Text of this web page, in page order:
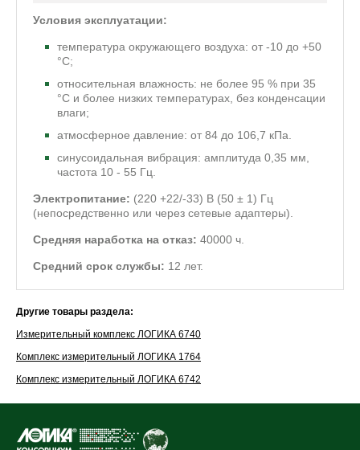
Условия эксплуатации:
температура окружающего воздуха: от -10 до +50
°C;
относительная влажность: не более 95 % при 35
°С и более низких температурах, без конденсации
влаги;
атмосферное давление: от 84 до 106,7 кПа.
синусоидальная вибрация: амплитуда 0,35 мм,
частота 10 - 55 Гц.
Электропитание: (220 +22/-33) В (50 ± 1) Гц
(непосредственно или через сетевые адаптеры).
Средняя наработка на отказ: 40000 ч.
Средний срок службы: 12 лет.
Другие товары раздела:
Измерительный комплекс ЛОГИКА 6740
Комплекс измерительный ЛОГИКА 1764
Комплекс измерительный ЛОГИКА 6742